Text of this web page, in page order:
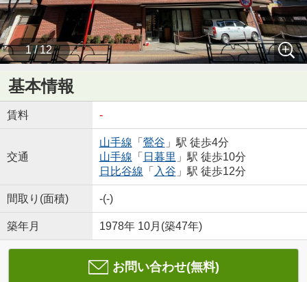
1 / 12
基本情報
賃料 -
交通
山手線 「 鶯谷 」駅 徒歩4分
山手線 「 日暮里 」駅 徒歩10分
日比谷線 「 入谷 」駅 徒歩12分
間取り(面積) -(-)
築年月 1978年 10月(築47年)
お問い合わせ(無料)